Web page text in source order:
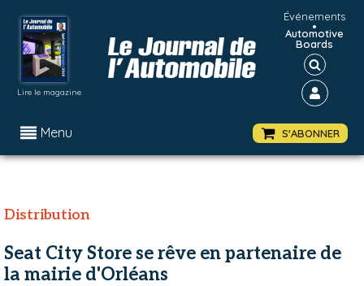
Lire le magazine
Événements
•
Automotive
Boards
Menu S'ABONNER
Distribution
Seat City Store se rêve en partenaire de
la mairie d'Orléans